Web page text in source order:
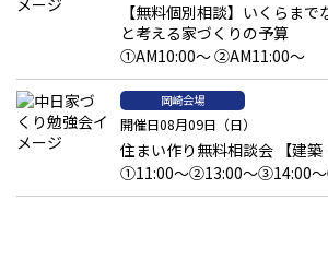
【無料個別相談】いくらま
と考える家づくりの予算
①AM10:00～ ②AM11:00～
岡崎会場
開催日08月09日（日）
住まい作り無料相談会 【建築
①11:00～②13:00～③14:00